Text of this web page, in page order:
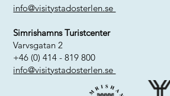
info@visitystadosterlen.se
Simrishamns Turistcenter
Varvsgatan 2
+46 (0) 414 - 819 800
info@visitystadosterlen.se